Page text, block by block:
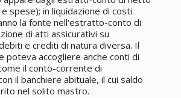
spese); in liquidazione di costi
la fonte nell'estratto-conto di
di atti assicurativi su
e crediti di natura diversa. Il
poteva accogliere anche conti di
il conto-corrente di
il banchiere abituale, il cui saldo
nel solito mastro.